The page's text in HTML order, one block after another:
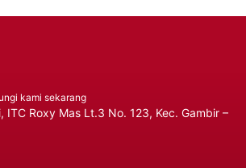
kami sekarang
ITC Roxy Mas Lt.3 No. 123, Kec. Gambir –